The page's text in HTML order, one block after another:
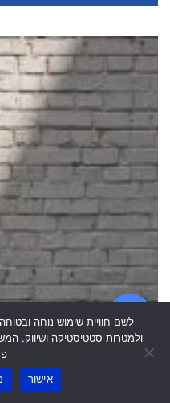
ולמטרות סטטיסטיקה ושיווק.
אישור